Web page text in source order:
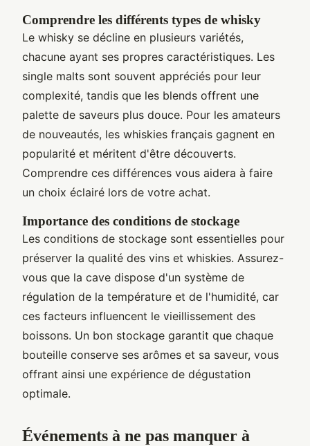
Comprendre les différents types de whisky
Le whisky se décline en plusieurs variétés,
chacune ayant ses propres caractéristiques. Les
single malts sont souvent appréciés pour leur
complexité, tandis que les blends offrent une
palette de saveurs plus douce. Pour les amateurs
de nouveautés, les whiskies français gagnent en
popularité et méritent d'être découverts.
Comprendre ces différences vous aidera à faire
un choix éclairé lors de votre achat.
Importance des conditions de stockage
Les conditions de stockage sont essentielles pour
préserver la qualité des vins et whiskies. Assurez-
vous que la cave dispose d'un système de
régulation de la température et de l'humidité, car
ces facteurs influencent le vieillissement des
boissons. Un bon stockage garantit que chaque
bouteille conserve ses arômes et sa saveur, vous
offrant ainsi une expérience de dégustation
optimale.
Événements à ne pas manquer à